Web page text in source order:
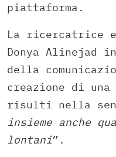
piattaforma.
La ricercatrice
Donya Alinejad
della
creazione di una
risulti nella
insieme anche
lontani”.